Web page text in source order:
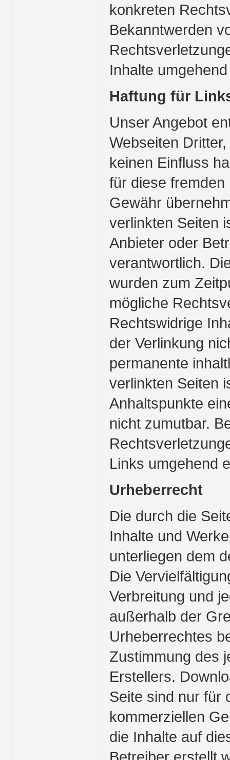
konkreten
Bekanntwerden
Inhalte
Haftung für
Unser Angebot
Webseiten
keinen Einfluss
für diese
Gewähr
verlinkten Seiten
Anbieter oder
verantwortlich.
wurden zum
mögliche
Rechtswidrige
der Verlinkung
permanente
verlinkten Seiten
Anhaltspunkte
nicht zumutbar.
Links umgehend
Urheberrecht
Die durch die
Inhalte und
unterliegen dem
Die
Verbreitung und
außerhalb der
Urheberrechtes
Zustimmung des
Erstellers.
Seite sind nur für
kommerziellen
die Inhalte auf
Betreiber erstellt